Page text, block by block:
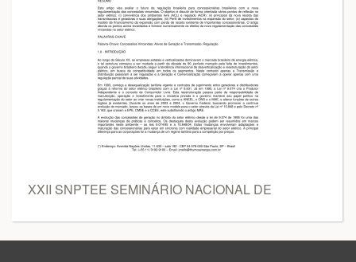
XXII SNPTEE SEMINÁRIO NACIONAL DE